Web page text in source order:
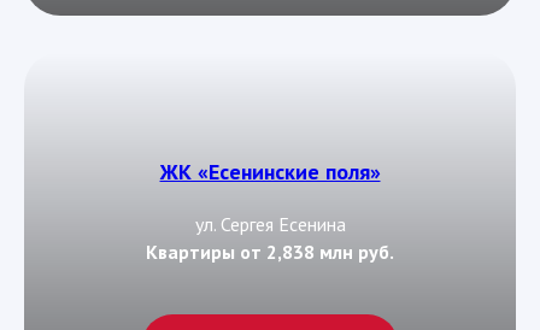
ЖК «Есенинские поля»
ул. Сергея Есенина
Квартиры от 2,838 млн руб.